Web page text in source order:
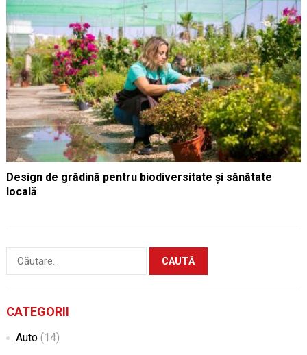
Design de grădină pentru biodiversitate și sănătate
locală
Caută
CATEGORII
Auto(14)